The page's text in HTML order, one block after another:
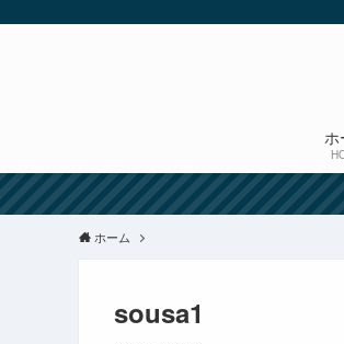
ホ
ホーム
sousa1